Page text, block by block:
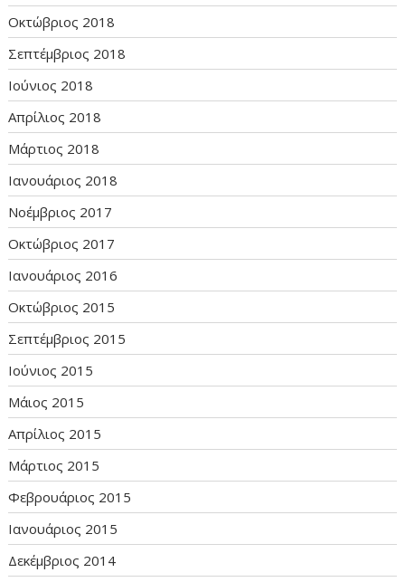
Οκτώβριος 2018
Σεπτέμβριος 2018
Ιούνιος 2018
Απρίλιος 2018
Μάρτιος 2018
Ιανουάριος 2018
Νοέμβριος 2017
Οκτώβριος 2017
Ιανουάριος 2016
Οκτώβριος 2015
Σεπτέμβριος 2015
Ιούνιος 2015
Μάιος 2015
Απρίλιος 2015
Μάρτιος 2015
Φεβρουάριος 2015
Ιανουάριος 2015
Δεκέμβριος 2014